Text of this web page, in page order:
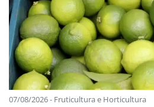
07/08/2026 - Fruticultura e Horticultura